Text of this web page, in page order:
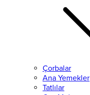
Çorbalar
Ana Yemekler
Tatlılar